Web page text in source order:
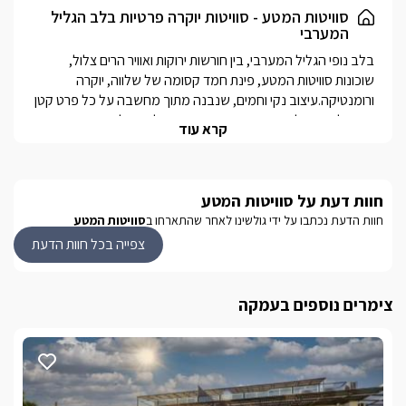
במתחם החוץ גינה רחבה עם פינות ישיבה ובריכת שחייה מחוממת
ומקורה פרטית לסוויטה.
*במידה ומגיעים כקבוצה או שני זוגות תהנו ממטבח חוץ מאובזר עם
מקרר וכיריים.
מושלם לאירוח זוג / 2 זוגות /משפחות
סוויטות המטע - סוויטות יוקרה פרטיות בלב הגליל
המערבי
סטנדרט אירוח מודרני ומדויק , חופשה שבה כל נשימה מרגישה
מה תמצאו בסוויטות המפנקות שלנו?
קרא עוד
חוות דעת על סוויטות המטע
חוות הדעת נכתבו על ידי גולשינו לאחר שהתארחו בסוויטות המטע
צפייה בכל חוות הדעת
צימרים נוספים בעמקה